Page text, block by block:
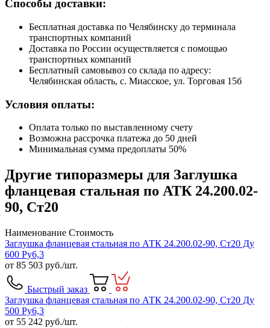
Способы доставки:
Бесплатная доставка по Челябинску до терминала
транспортных компаний
Доставка по России осуществляется с помощью
транспортных компаний
Бесплатный самовывоз со склада по адресу:
Челябинская область, с. Миасское, ул. Торговая 15б
Условия оплаты:
Оплата только по выставленному счету
Возможна рассрочка платежа до 50 дней
Минимальная сумма предоплаты 50%
Другие типоразмеры для Заглушка
фланцевая стальная по АТК 24.200.02-
90, Ст20
Наименование Стоимость
Заглушка фланцевая стальная по АТК 24.200.02-90, Ст20 Ду
600 Ру6,3
от 85 503 руб./шт.
Быстрый заказ
Заглушка фланцевая стальная по АТК 24.200.02-90, Ст20 Ду
500 Ру6,3
от 55 242 руб./шт.